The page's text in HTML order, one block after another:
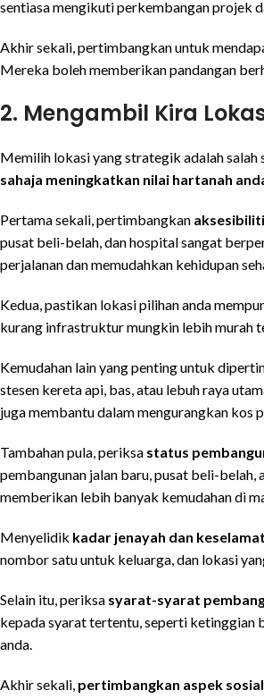
sentiasa mengikuti perkembangan projek
Akhir sekali, pertimbangkan untuk
Mereka boleh memberikan pandangan
2. Mengambil Kira
Memilih lokasi yang strategik adalah
sahaja meningkatkan nilai hartanah
Pertama sekali, pertimbangkan
pusat beli-belah, dan hospital sangat
perjalanan dan memudahkan kehidupan
Kedua, pastikan lokasi pilihan anda
kurang infrastruktur mungkin lebih murah
Kemudahan lain yang penting untuk
stesen kereta api, bas, atau lebuh raya
juga membantu dalam mengurangkan kos
Tambahan pula, periksa status
pembangunan jalan baru, pusat beli-belah,
memberikan lebih banyak kemudahan di
Menyelidik kadar jenayah dan
nombor satu untuk keluarga, dan lokasi
Selain itu, periksa syarat-syarat
kepada syarat tertentu, seperti ketinggian
anda.
Akhir sekali, pertimbangkan aspek